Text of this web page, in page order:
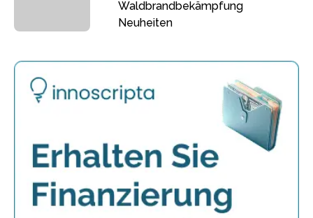
Waldbrandbekämpfung
Neuheiten